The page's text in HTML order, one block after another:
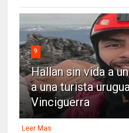
9
Hallan sin vida a
a una turista
Vinciguerra
Leer Mas